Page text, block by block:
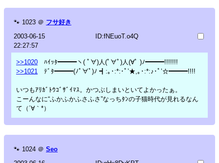
🐾 1023 ＠ フサ好き
2003-06-15
22:27:57
ID:fNEuoT.o4Q
>>1020 ﾊｲｯﾀ━━━ヽ( ﾟ∀)人(ﾟ∀ﾟ)人(∀ﾟ )ﾉ━━━!!!!!!!
>>1021
ﾃﾞﾀ━━━(ﾉﾟ∀ﾟ)ﾉ ┫:｡･:*:･ﾟ’★,｡･:*:♪･ﾟ’☆━━━!!!!
いつもｱﾘｶﾞﾄｳｺﾞｻﾞｲﾏｽ。かつぶしまいといてよかったぁ。
こーんなに“ふかふかふさふさ”なっちﾀﾝの子猫時代が見れるなん
て（´∀｀*）
🐾 1024 ＠ Seo